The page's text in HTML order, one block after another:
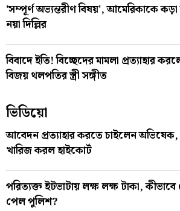
'সম্পূর্ণ অভ্যন্তরীণ বিষয়', আমেরিকাকে কড়া
নয়া দিল্লির
বিবাদে ইতি! বিচ্ছেদের মামলা প্রত্যাহার
বিজয় থলপতির স্ত্রী সঙ্গীত
ভিডিয়ো
আবেদন প্রত্যাহার করতে চাইলেন অভিষেক,
খারিজ করল হাইকোর্ট
পরিত্যক্ত ইটভাটায় লক্ষ লক্ষ টাকা,
পেল পুলিশ?